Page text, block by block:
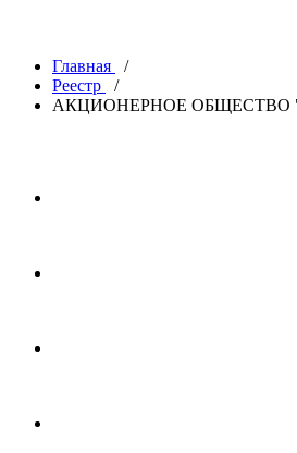
Главная
/
Реестр
/
АКЦИОНЕРНОЕ ОБЩЕСТВО